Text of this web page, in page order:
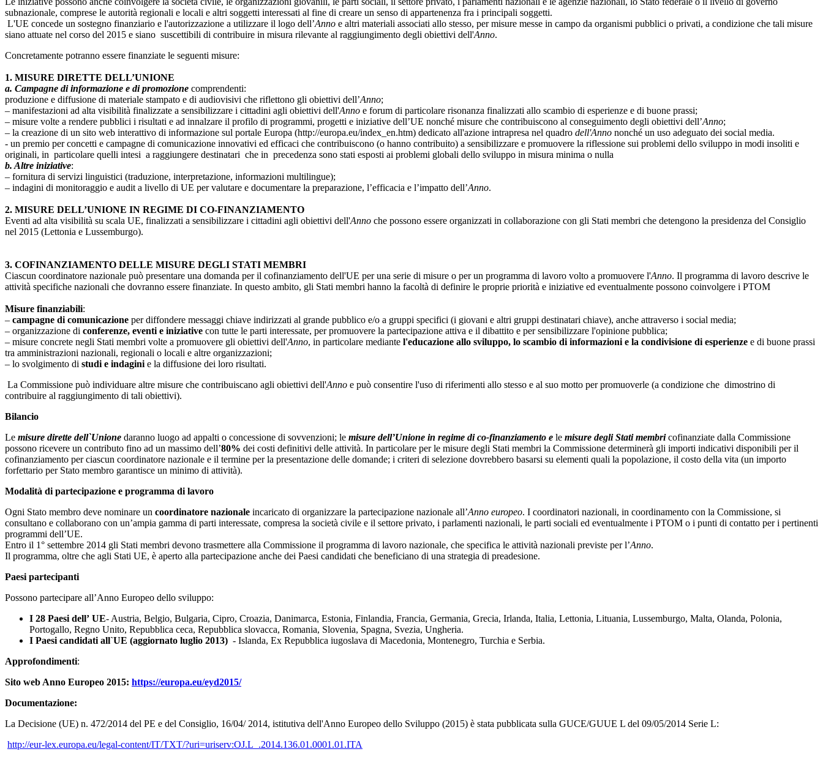
subnazionale, comprese le autorità regionali e locali e altri soggetti interessati al fine di creare un senso di appartenenza fra i principali soggetti.
L'UE concede un sostegno finanziario e l'autorizzazione a utilizzare il logo dell’Anno e altri materiali associati allo stesso, per misure messe in campo da organismi pubblici o privati, a condizione che tali misure
siano attuate nel corso del 2015 e siano suscettibili di contribuire in misura rilevante al raggiungimento degli obiettivi dell'Anno.
Concretamente potranno essere finanziate le seguenti misure:
1. MISURE DIRETTE DELL’UNIONE
a. Campagne di informazione e di promozione comprendenti:
produzione e diffusione di materiale stampato e di audiovisivi che riflettono gli obiettivi dell’Anno;
– manifestazioni ad alta visibilità finalizzate a sensibilizzare i cittadini agli obiettivi dell'Anno e forum di particolare risonanza finalizzati allo scambio di esperienze e di buone prassi;
– misure volte a rendere pubblici i risultati e ad innalzare il profilo di programmi, progetti e iniziative dell’UE nonché misure che contribuiscono al conseguimento degli obiettivi dell’Anno;
– la creazione di un sito web interattivo di informazione sul portale Europa (http://europa.eu/index_en.htm) dedicato all'azione intrapresa nel quadro dell'Anno nonché un uso adeguato dei social media.
- un premio per concetti e campagne di comunicazione innovativi ed efficaci che contribuiscono (o hanno contribuito) a sensibilizzare e promuovere la riflessione sui problemi dello sviluppo in modi insoliti e
originali, in particolare quelli intesi a raggiungere destinatari che in precedenza sono stati esposti ai problemi globali dello sviluppo in misura minima o nulla
b. Altre iniziative:
– fornitura di servizi linguistici (traduzione, interpretazione, informazioni multilingue);
– indagini di monitoraggio e audit a livello di UE per valutare e documentare la preparazione, l’efficacia e l’impatto dell’Anno.
2. MISURE DELL’UNIONE IN REGIME DI CO-FINANZIAMENTO
Eventi ad alta visibilità su scala UE, finalizzati a sensibilizzare i cittadini agli obiettivi dell'Anno che possono essere organizzati in collaborazione con gli Stati membri che detengono la presidenza del Consiglio
nel 2015 (Lettonia e Lussemburgo).
3. COFINANZIAMENTO DELLE MISURE DEGLI STATI MEMBRI
Ciascun coordinatore nazionale può presentare una domanda per il cofinanziamento dell'UE per una serie di misure o per un programma di lavoro volto a promuovere l'Anno. Il programma di lavoro descrive le
attività specifiche nazionali che dovranno essere finanziate. In questo ambito, gli Stati membri hanno la facoltà di definire le proprie priorità e iniziative ed eventualmente possono coinvolgere i PTOM
Misure finanziabili:
– campagne di comunicazione per diffondere messaggi chiave indirizzati al grande pubblico e/o a gruppi specifici (i giovani e altri gruppi destinatari chiave), anche attraverso i social media;
– organizzazione di conferenze, eventi e iniziative con tutte le parti interessate, per promuovere la partecipazione attiva e il dibattito e per sensibilizzare l'opinione pubblica;
– misure concrete negli Stati membri volte a promuovere gli obiettivi dell'Anno, in particolare mediante l'educazione allo sviluppo, lo scambio di informazioni e la condivisione di esperienze e di buone prassi
tra amministrazioni nazionali, regionali o locali e altre organizzazioni;
– lo svolgimento di studi e indagini e la diffusione dei loro risultati.
La Commissione può individuare altre misure che contribuiscano agli obiettivi dell'Anno e può consentire l'uso di riferimenti allo stesso e al suo motto per promuoverle (a condizione che dimostrino di
contribuire al raggiungimento di tali obiettivi).
Bilancio
Le misure dirette dell`Unione daranno luogo ad appalti o concessione di sovvenzioni; le misure dell’Unione in regime di co-finanziamento e le misure degli Stati membricofinanziate dalla Commissione
possono ricevere un contributo fino ad un massimo dell’80% dei costi definitivi delle attività. In particolare per le misure degli Stati membri la Commissione determinerà gli importi indicativi disponibili per il
cofinanziamento per ciascun coordinatore nazionale e il termine per la presentazione delle domande; i criteri di selezione dovrebbero basarsi su elementi quali la popolazione, il costo della vita (un importo
forfettario per Stato membro garantisce un minimo di attività).
Modalità di partecipazione e programma di lavoro
Ogni Stato membro deve nominare un coordinatore nazionale incaricato di organizzare la partecipazione nazionale all’Anno europeo. I coordinatori nazionali, in coordinamento con la Commissione, si
consultano e collaborano con un’ampia gamma di parti interessate, compresa la società civile e il settore privato, i parlamenti nazionali, le parti sociali ed eventualmente i PTOM o i punti di contatto per i pertinenti
programmi dell’UE.
Entro il 1° settembre 2014 gli Stati membri devono trasmettere alla Commissione il programma di lavoro nazionale, che specifica le attività nazionali previste per l’Anno.
Il programma, oltre che agli Stati UE, è aperto alla partecipazione anche dei Paesi candidati che beneficiano di una strategia di preadesione.
Paesi partecipanti
Possono partecipare all’Anno Europeo dello sviluppo:
I 28 Paesi dell’ UE- Austria, Belgio, Bulgaria, Cipro, Croazia, Danimarca, Estonia, Finlandia, Francia, Germania, Grecia, Irlanda, Italia, Lettonia, Lituania, Lussemburgo, Malta, Olanda, Polonia,
Portogallo, Regno Unito, Repubblica ceca, Repubblica slovacca, Romania, Slovenia, Spagna, Svezia, Ungheria.
I Paesi candidati all`UE (aggiornato luglio 2013) - Islanda, Ex Repubblica iugoslava di Macedonia, Montenegro, Turchia e Serbia.
Approfondimenti:
Sito web Anno Europeo 2015: https://europa.eu/eyd2015/
Documentazione:
La Decisione (UE) n. 472/2014 del PE e del Consiglio, 16/04/ 2014, istitutiva dell'Anno Europeo dello Sviluppo (2015) è stata pubblicata sulla GUCE/GUUE L del 09/05/2014 Serie L:
http://eur-lex.europa.eu/legal-content/IT/TXT/?uri=uriserv:OJ.L_.2014.136.01.0001.01.ITA